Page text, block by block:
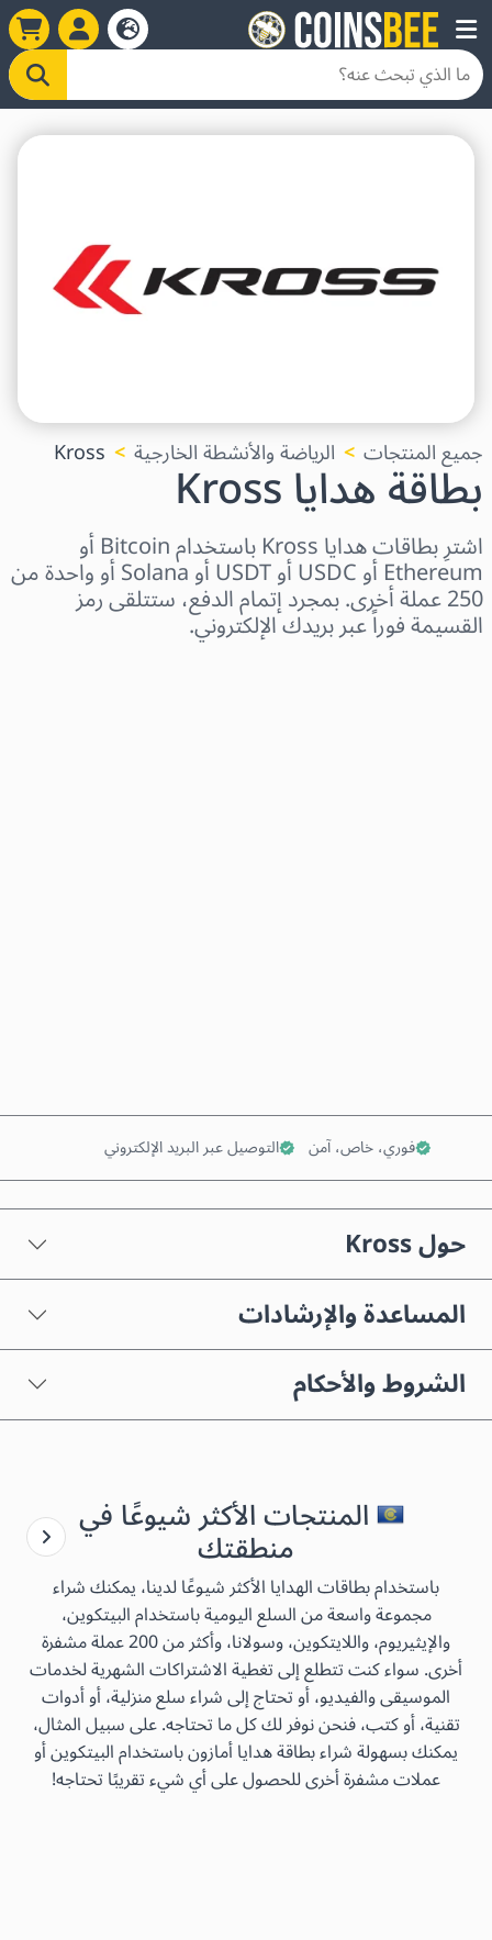
جميع المنتجات الرياضة والأنشطة الخارجية Kross بطاقة هدايا Kross
اشترِ بطاقات هدايا Kross باستخدام Bitcoin أو
Ethereum أو USDC أو USDT أو Solana أو واحدة من
250 عملة أخرى. بمجرد إتمام الدفع، ستتلقى رمز
القسيمة فوراً عبر بريدك الإلكتروني.
فوري، خاص، آمن التوصيل عبر البريد الإلكتروني
حول Kross
المساعدة والإرشادات
الشروط والأحكام
المنتجات الأكثر شيوعًا في
منطقتك
باستخدام بطاقات الهدايا الأكثر شيوعًا لدينا، يمكنك شراء
مجموعة واسعة من السلع اليومية باستخدام البيتكوين،
والإيثيريوم، واللايتكوين، وسولانا، وأكثر من 200 عملة مشفرة
أخرى. سواء كنت تتطلع إلى تغطية الاشتراكات الشهرية لخدمات
الموسيقى والفيديو، أو تحتاج إلى شراء سلع منزلية، أو أدوات
تقنية، أو كتب، فنحن نوفر لك كل ما تحتاجه. على سبيل المثال،
يمكنك بسهولة شراء بطاقة هدايا أمازون باستخدام البيتكوين أو
عملات مشفرة أخرى للحصول على أي شيء تقريبًا تحتاجه!